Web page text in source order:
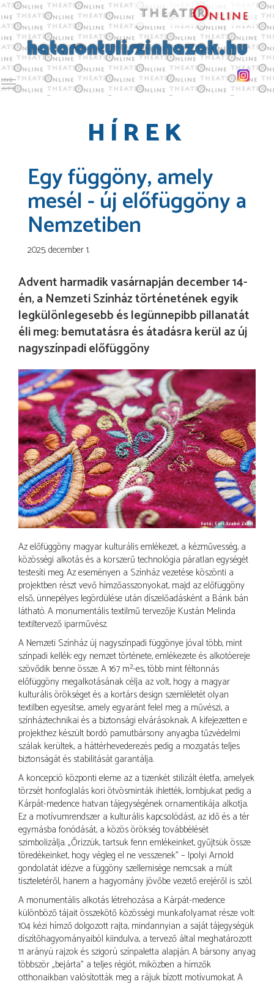
Toggle main menu visibility
HÍREK
Egy függöny, amely
mesél - új előfüggöny a
Nemzetiben
2025. december 1.
Advent harmadik vasárnapján december 14-
én, a Nemzeti Színház történetének egyik
legkülönlegesebb és legünnepibb pillanatát
éli meg: bemutatásra és átadásra kerül az új
nagyszínpadi előfüggöny
Az előfüggöny magyar kulturális emlékezet, a kézművesség, a
közösségi alkotás és a korszerű technológia páratlan egységét
testesíti meg. Az eseményen a Színház vezetése köszönti a
projektben részt vevő hímzőasszonyokat, majd az előfüggöny
első, ünnepélyes legördülése után díszelőadásként a Bánk bán
látható. A monumentális textilmű tervezője Kustán Melinda
textiltervező iparművész.
A Nemzeti Színház új nagyszínpadi függönye jóval több, mint
színpadi kellék: egy nemzet története, emlékezete és alkotóereje
szövődik benne össze. A 167 m²-es, több mint féltonnás
előfüggöny megalkotásának célja az volt, hogy a magyar
kulturális örökséget és a kortárs design szemléletét olyan
textilben egyesítse, amely egyaránt felel meg a művészi, a
színháztechnikai és a biztonsági elvárásoknak. A kifejezetten e
projekthez készült bordó pamutbársony anyagba tűzvédelmi
szálak kerültek, a háttérhevederezés pedig a mozgatás teljes
biztonságát és stabilitását garantálja.
A koncepció központi eleme az a tizenkét stilizált életfa, amelyek
törzsét honfoglalás kori ötvösminták ihlették, lombjukat pedig a
Kárpát-medence hatvan tájegységének ornamentikája alkotja.
Ez a motívumrendszer a kulturális kapcsolódást, az idő és a tér
egymásba fonódását, a közös örökség továbbélését
szimbolizálja. „Őrizzük, tartsuk fenn emlékeinket, gyűjtsük össze
töredékeinket, hogy végleg el ne vesszenek” – Ipolyi Arnold
gondolatát idézve a függöny szellemisége nemcsak a múlt
tiszteletéről, hanem a hagyomány jövőbe vezető erejéről is szól.
A monumentális alkotás létrehozása a Kárpát-medence
különböző tájait összekötő közösségi munkafolyamat része volt:
104 kézi hímző dolgozott rajta, mindannyian a saját tájegységük
díszítőhagyományaiból kiindulva, a tervező által meghatározott
1:1 arányú rajzok és szigorú színpaletta alapján. A bársony anyag
többször „bejárta” a teljes régiót, miközben a hímzők
otthonaikban valósították meg a rájuk bízott motívumokat. A